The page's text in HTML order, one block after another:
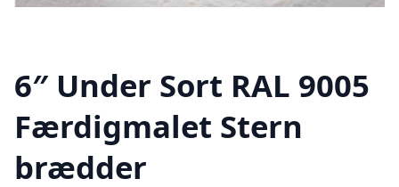
6″ Under Sort RAL 9005
Færdigmalet Stern
brædder